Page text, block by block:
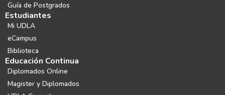
Guía de Postgrados
Estudiantes
Mi UDLA
eCampus
Biblioteca
Educación Continua
Diplomados Online
Magister y Diplomados